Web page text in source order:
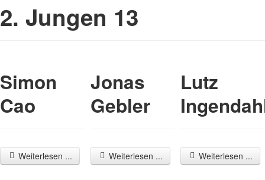
2. Jungen 13
Simon
Cao
Weiterlesen ...
Jonas
Gebler
Weiterlesen ...
Lutz
Weiterlesen ...